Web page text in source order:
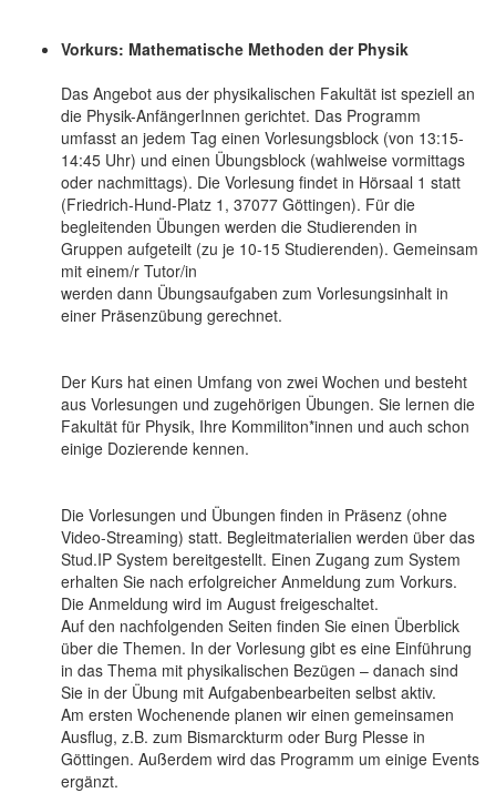
Vorkurs: Mathematische Methoden der Physik
Das Angebot aus der physikalischen Fakultät ist speziell an
die Physik-AnfängerInnen gerichtet. Das Programm
umfasst an jedem Tag einen Vorlesungsblock (von 13:15-
14:45 Uhr) und einen Übungsblock (wahlweise vormittags
oder nachmittags). Die Vorlesung findet in Hörsaal 1 statt
(Friedrich-Hund-Platz 1, 37077 Göttingen). Für die
begleitenden Übungen werden die Studierenden in
Gruppen aufgeteilt (zu je 10-15 Studierenden). Gemeinsam
mit einem/r Tutor/in
werden dann Übungsaufgaben zum Vorlesungsinhalt in
einer Präsenzübung gerechnet.
Der Kurs hat einen Umfang von zwei Wochen und besteht
aus Vorlesungen und zugehörigen Übungen. Sie lernen die
Fakultät für Physik, Ihre Kommiliton*innen und auch schon
einige Dozierende kennen.
Die Vorlesungen und Übungen finden in Präsenz (ohne
Video-Streaming) statt. Begleitmaterialien werden über das
Stud.IP System bereitgestellt. Einen Zugang zum System
erhalten Sie nach erfolgreicher Anmeldung zum Vorkurs.
Die Anmeldung wird im August freigeschaltet.
Auf den nachfolgenden Seiten finden Sie einen Überblick
über die Themen. In der Vorlesung gibt es eine Einführung
in das Thema mit physikalischen Bezügen – danach sind
Sie in der Übung mit Aufgabenbearbeiten selbst aktiv.
Am ersten Wochenende planen wir einen gemeinsamen
Ausflug, z.B. zum Bismarckturm oder Burg Plesse in
Göttingen. Außerdem wird das Programm um einige Events
ergänzt.